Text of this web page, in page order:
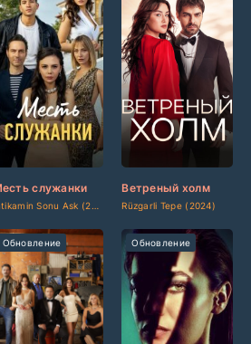
служанки
[updated]
[/updated]
Ветреный холм
Rüzgarli Tepe (2024)
[updated]
Обновление Обновление